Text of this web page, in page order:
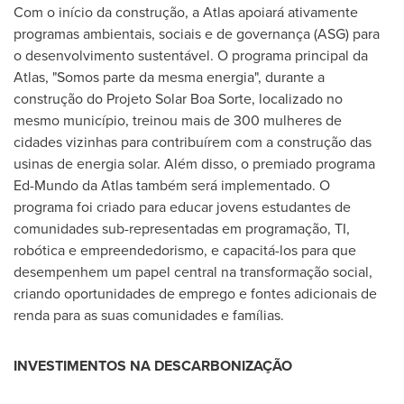
Com o início da construção, a Atlas apoiará ativamente
programas ambientais, sociais e de governança (ASG) para
o desenvolvimento sustentável. O programa principal da
Atlas, "Somos parte da mesma energia", durante a
construção do Projeto Solar Boa Sorte, localizado no
mesmo município, treinou mais de 300 mulheres de
cidades vizinhas para contribuírem com a construção das
usinas de energia solar. Além disso, o premiado programa
Ed-Mundo da Atlastambém será implementado. O
programa foi criado para educar jovens estudantes de
comunidades sub-representadas em programação, TI,
robótica e empreendedorismo, e capacitá-los para que
desempenhem um papel central na transformação social,
criando oportunidades de emprego e fontes adicionais de
renda para as suas comunidades e famílias.
INVESTIMENTOS NA DESCARBONIZAÇÃO